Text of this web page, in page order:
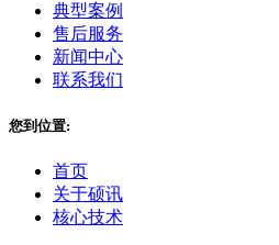
典型案例
售后服务
新闻中心
联系我们
您到位置:
首页
关于硕讯
核心技术